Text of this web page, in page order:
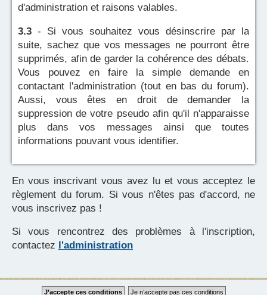
d'administration et raisons valables.
3.3 - Si vous souhaitez vous désinscrire par la
suite, sachez que vos messages ne pourront être
supprimés, afin de garder la cohérence des débats.
Vous pouvez en faire la simple demande en
contactant l'administration (tout en bas du forum).
Aussi, vous êtes en droit de demander la
suppression de votre pseudo afin qu'il n'apparaisse
plus dans vos messages ainsi que toutes
informations pouvant vous identifier.
En vous inscrivant vous avez lu et vous acceptez le
règlement du forum. Si vous n'êtes pas d'accord, ne
vous inscrivez pas !
Si vous rencontrez des problèmes à l'inscription,
contactez l'administration